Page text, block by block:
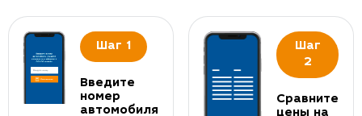
Шаг 1
Введите
номер
автомобиля
Шаг
2
Сравните
цены на